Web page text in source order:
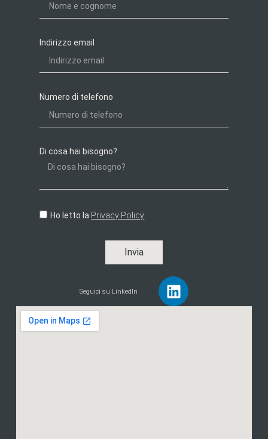
Indirizzo email
Numero di telefono
Di cosa hai bisogno?
Ho letto la Privacy Policy
Invia
Seguici su LinkedIn